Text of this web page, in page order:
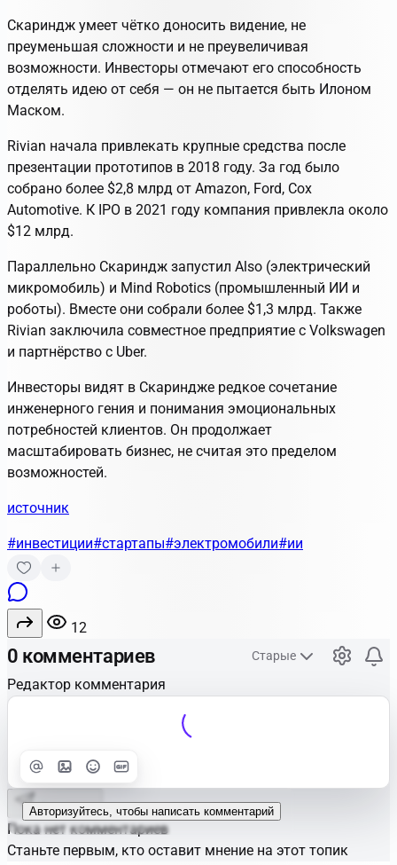
Скариндж умеет чётко доносить видение, не
преуменьшая сложности и не преувеличивая
возможности. Инвесторы отмечают его способность
отделять идею от себя — он не пытается быть Илоном
Маском.
Rivian начала привлекать крупные средства после
презентации прототипов в 2018 году. За год было
собрано более $2,8 млрд от Amazon, Ford, Cox
Automotive. К IPO в 2021 году компания привлекла около
$12 млрд.
Параллельно Скариндж запустил Also (электрический
микромобиль) и Mind Robotics (промышленный ИИ и
роботы). Вместе они собрали более $1,3 млрд. Также
Rivian заключила совместное предприятие с Volkswagen
и партнёрство с Uber.
Инвесторы видят в Скариндже редкое сочетание
инженерного гения и понимания эмоциональных
потребностей клиентов. Он продолжает
масштабировать бизнес, не считая это пределом
возможностей.
источник
#инвестиции#стартапы#электромобили#ии
12
0 комментариев Старые
Редактор комментария
Улучшить
Авторизуйтесь, чтобы написать комментарий
Отправить
Пока нет комментариев
Станьте первым, кто оставит мнение на этот топик